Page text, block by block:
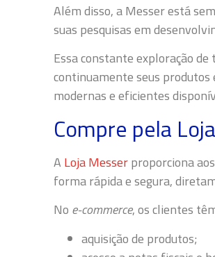
Além disso, a Messer está
suas pesquisas em
Essa constante exploração
continuamente seus produtos
modernas e eficientes
Compre pela
A Loja Messerproporciona
forma rápida e segura,
No e-commerce, os clientes
aquisição de produtos;